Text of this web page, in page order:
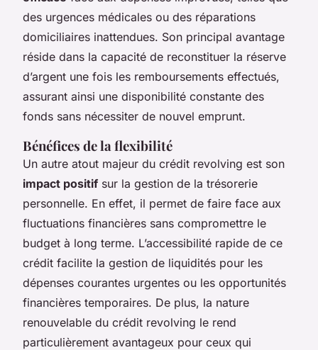
des urgences médicales ou des réparations
domiciliaires inattendues. Son principal avantage
réside dans la capacité de reconstituer la réserve
d’argent une fois les remboursements effectués,
assurant ainsi une disponibilité constante des
fonds sans nécessiter de nouvel emprunt.
Bénéfices de la flexibilité
Un autre atout majeur du crédit revolving est son
impact positif sur la gestion de la trésorerie
personnelle. En effet, il permet de faire face aux
fluctuations financières sans compromettre le
budget à long terme. L’accessibilité rapide de ce
crédit facilite la gestion de liquidités pour les
dépenses courantes urgentes ou les opportunités
financières temporaires. De plus, la nature
renouvelable du crédit revolving le rend
particulièrement avantageux pour ceux qui